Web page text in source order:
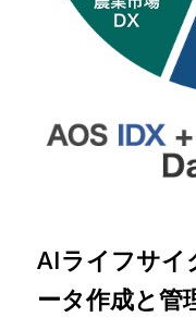
AIライフサイ
ータ作成と管